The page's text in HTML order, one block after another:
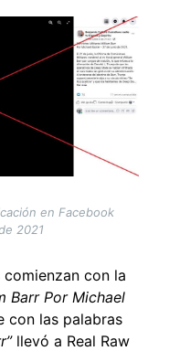
en Facebook
2021
con la
Barr Por Michael
con las palabras
llevó a Real Raw